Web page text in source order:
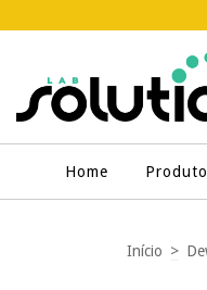
Home
Início >